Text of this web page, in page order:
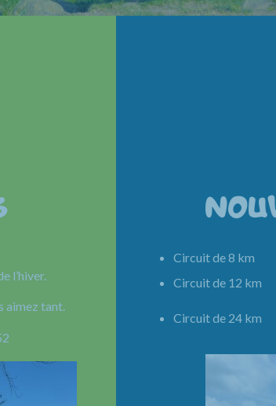
l’hiver.
aimez tant.
Circuit de 8
Circuit de 12
Circuit de 24